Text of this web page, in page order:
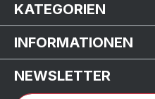
KATEGORIEN
INFORMATIONEN
NEWSLETTER